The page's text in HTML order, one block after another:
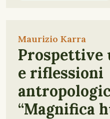
Maurizio Karra
Prospettive
e riflessioni
“Magnifica